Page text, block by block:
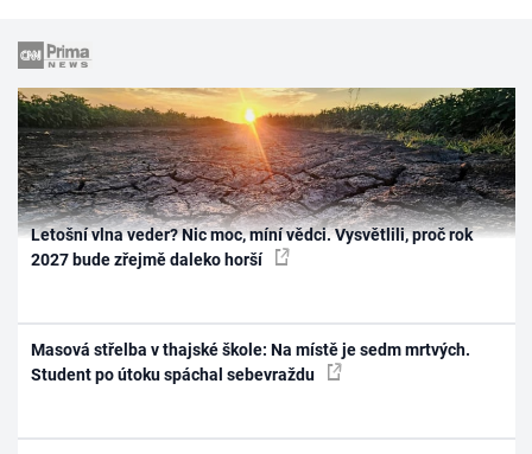
Letošní vlna veder? Nic moc, míní vědci. Vysvětlili, proč rok
2027 bude zřejmě daleko horší
Masová střelba v thajské škole: Na místě je sedm mrtvých.
Student po útoku spáchal sebevraždu